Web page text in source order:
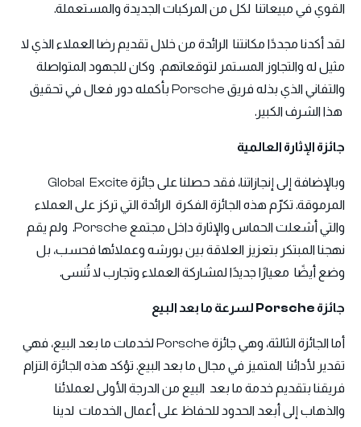
القوي في مبيعاتنا لكل من المركبات الجديدة والمستعملة.
لقد أكدنا مجددًا مكانتنا الرائدة من خلال تقديم رضا العملاء الذي لا
مثيل له والتجاوز المستمر لتوقعاتهم. وكان للجهود المتواصلة
والتفاني الذي بذله فريق Porsche بأكمله دور فعال في تحقيق
هذا الشرف الكبير.
جائزة الإثارة العالمية
وبالإضافة إلى إنجازاتنا، فقد حصلنا على جائزة Global Excite
المرموقة. تكرّم هذه الجائزة الفكرة الرائدة التي تركز على العملاء
والتي أشعلت الحماس والإثارة داخل مجتمع Porsche. ولم يقم
نهجنا المبتكر بتعزيز العلاقة بين بورشه وعملائها فحسب، بل
وضع أيضًا معيارًا جديدًا لمشاركة العملاء وتجارب لا تُنسى.
جائزة Porsche لسرعة ما بعد البيع
أما الجائزة الثالثة، وهي جائزة Porsche لخدمات ما بعد البيع، فهي
تقدير لأدائنا المتميز في مجال ما بعد البيع. تؤكد هذه الجائزة التزام
فريقنا بتقديم خدمة ما بعد البيع من الدرجة الأولى لعملائنا
والذهاب إلى أبعد الحدود للحفاظ على أعمال الخدمات لدينا